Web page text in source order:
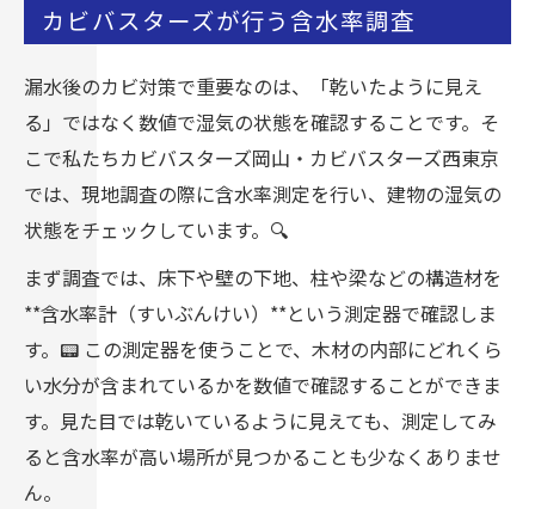
カビバスターズが行う含水率調査
漏水後のカビ対策で重要なのは、「乾いたように見え
る」ではなく数値で湿気の状態を確認することです。そ
こで私たちカビバスターズ岡山・カビバスターズ西東京
では、現地調査の際に含水率測定を行い、建物の湿気の
状態をチェックしています。🔍
まず調査では、床下や壁の下地、柱や梁などの構造材を
**含水率計（すいぶんけい）**という測定器で確認しま
す。📟 この測定器を使うことで、木材の内部にどれくら
い水分が含まれているかを数値で確認することができま
す。見た目では乾いているように見えても、測定してみ
ると含水率が高い場所が見つかることも少なくありませ
ん。